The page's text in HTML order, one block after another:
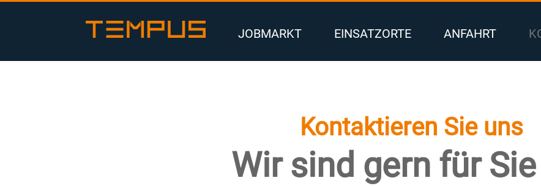
JOBMARKT EINSATZORTE ANFAHRT
Kontaktieren Sie uns
Wir sind gern für